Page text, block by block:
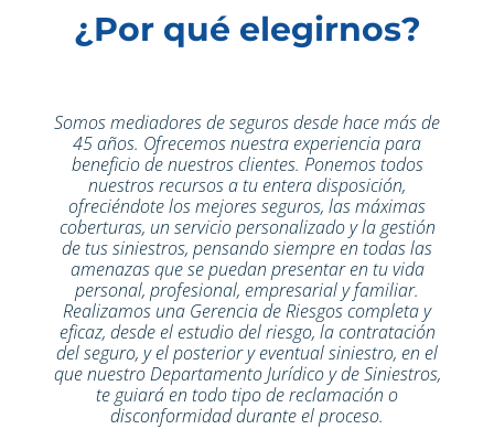
¿Por qué elegirnos?
Somos mediadores de seguros desde hace más de
45 años. Ofrecemos nuestra experiencia para
beneficio de nuestros clientes. Ponemos todos
nuestros recursos a tu entera disposición,
ofreciéndote los mejores seguros, las máximas
coberturas, un servicio personalizado y la gestión
de tus siniestros, pensando siempre en todas las
amenazas que se puedan presentar en tu vida
personal, profesional, empresarial y familiar.
Realizamos una Gerencia de Riesgos completa y
eficaz, desde el estudio del riesgo, la contratación
del seguro, y el posterior y eventual siniestro, en el
que nuestro Departamento Jurídico y de Siniestros,
te guiará en todo tipo de reclamación o
disconformidad durante el proceso.